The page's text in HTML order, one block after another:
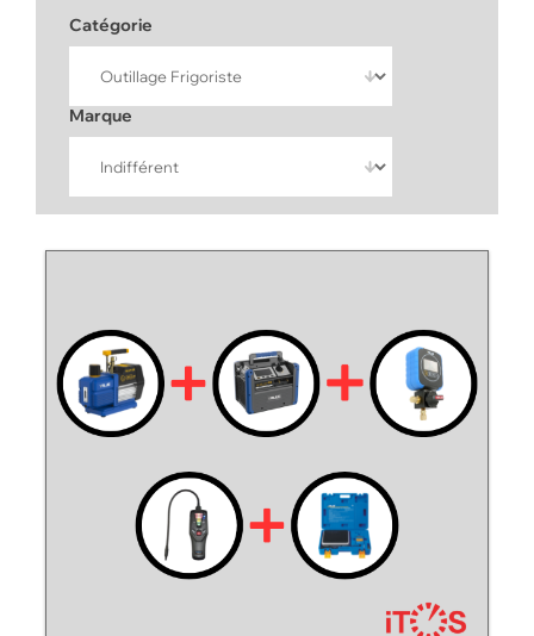
NOS PACKS
ACCESSOIRES ET PIÈCES DÉTACHÉES
Catégorie
Marque